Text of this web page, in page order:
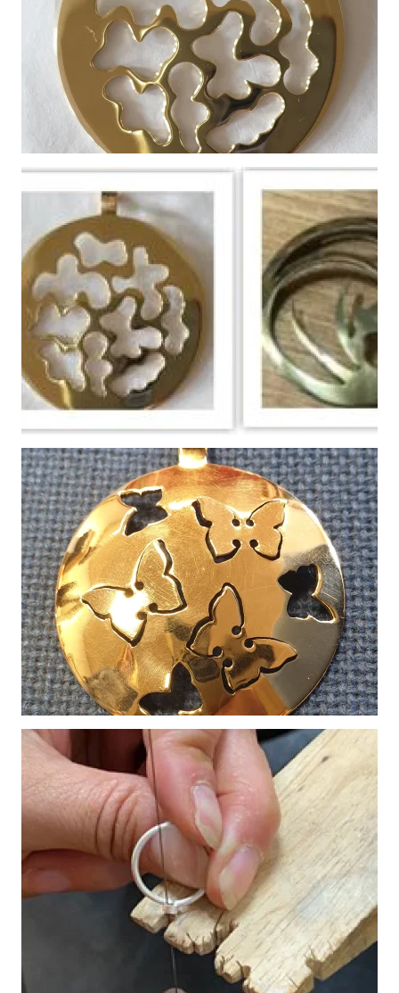
Vergroot
Vergroot
Vergroot
Vergroot